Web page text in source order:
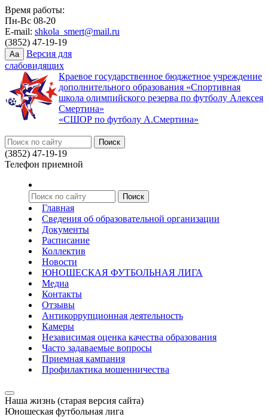
Время работы:
Пн-Вс 08-20
E-mail: shkola_smert@mail.ru
(3852) 47-19-19
Aa
Версия для
слабовидящих
Краевое государственное бюджетное учреждение
дополнительного образования «Спортивная
школа олимпийского резерва по футболу Алексея
Смертина»
«СШОР по футболу А.Смертина»
(3852) 47-19-19
Телефон приемной
Главная
Сведения об образовательной организации
Документы
Расписание
Коллектив
Новости
ЮНОШЕСКАЯ ФУТБОЛЬНАЯ ЛИГА
Медиа
Контакты
Отзывы
Антикоррупционная деятельность
Камеры
Независимая оценка качества образования
Часто задаваемые вопросы
Приемная кампания
Профилактика мошенничества
Наша жизнь (старая версия сайта)
Юношеская футбольная лига